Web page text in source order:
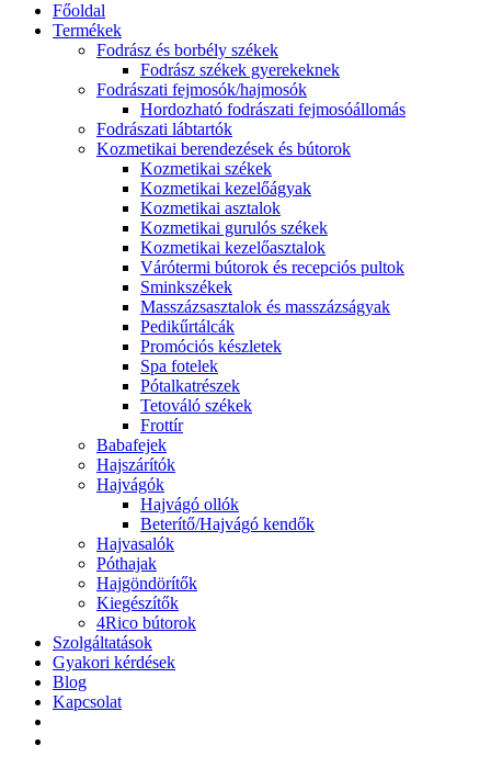
Főoldal
Termékek
Fodrász és borbély székek
Fodrász székek gyerekeknek
Fodrászati fejmosók/hajmosók
Hordozható fodrászati fejmosóállomás
Fodrászati lábtartók
Kozmetikai berendezések és bútorok
Kozmetikai székek
Kozmetikai kezelőágyak
Kozmetikai asztalok
Kozmetikai gurulós székek
Kozmetikai kezelőasztalok
Várótermi bútorok és recepciós pultok
Sminkszékek
Masszázsasztalok és masszázságyak
Pedikűrtálcák
Promóciós készletek
Spa fotelek
Pótalkatrészek
Tetováló székek
Frottír
Babafejek
Hajszárítók
Hajvágók
Hajvágó ollók
Beterítő/Hajvágó kendők
Hajvasalók
Póthajak
Hajgöndörítők
Kiegészítők
4Rico bútorok
Szolgáltatások
Gyakori kérdések
Blog
Kapcsolat